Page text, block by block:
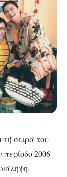
σειρά του
2006-